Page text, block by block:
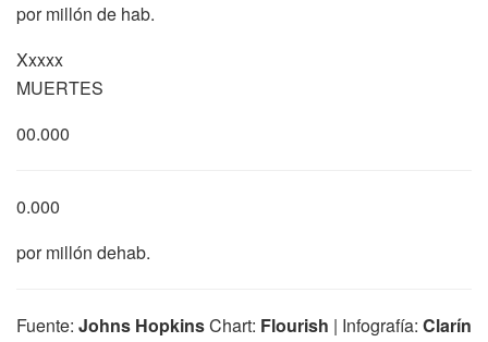
por millón de hab.
Xxxxx
MUERTES
00.000
0.000
por millón dehab.
Fuente: Johns HopkinsChart: Flourish | Infografía: Clarín